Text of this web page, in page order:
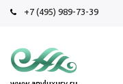
+7 (495) 989-73-39